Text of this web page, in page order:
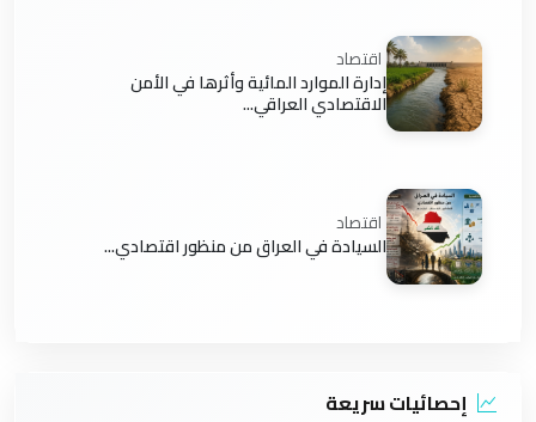
اقتصاد
إدارة الموارد المائية وأثرها في الأمن
الاقتصادي العراقي...
اقتصاد
السيادة في العراق من منظور اقتصادي...
إحصائيات سريعة